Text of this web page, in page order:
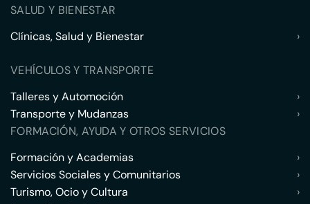
SALUD Y BIENESTAR
Clínicas, Salud y Bienestar
›
VEHÍCULOS Y TRANSPORTE
Talleres y Automoción
›
Transporte y Mudanzas
›
FORMACIÓN, AYUDA Y OTROS SERVICIOS
Formación y Academias
›
Servicios Sociales y Comunitarios
›
Turismo, Ocio y Cultura
›